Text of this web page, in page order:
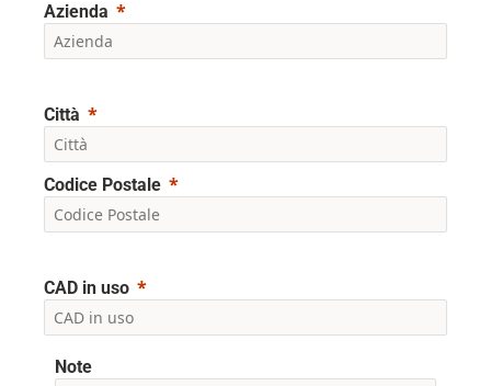
Azienda
Città
Codice Postale
CAD in uso
Note